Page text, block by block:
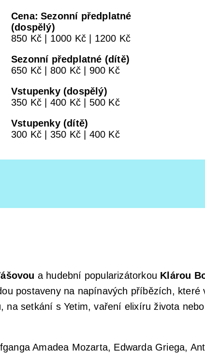
Cena Sezonní předplatné
(dospělý)
850 Kč | 1000 Kč | 1200 Kč
Sezonní předplatné (dítě)
650 Kč | 800 Kč | 900 Kč
Vstupenky (dospělý)
350 Kč | 400 Kč | 500 Kč
Vstupenky (dítě)
300 Kč | 350 Kč | 400 Kč
a hudební popularizátorkou Klárou
postaveny na napínavých příbězích, které
setkání s Yetim, vaření elixíru života
Amadea Mozarta, Edwarda Griega,